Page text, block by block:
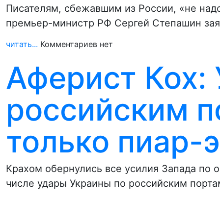
Писателям, сбежавшим из России, «не
премьер-министр РФ Сергей Степашин
читать... Комментариев нет
Аферист
российским
только пиар-
Крахом обернулись все усилия Запада по
числе удары Украины по российским